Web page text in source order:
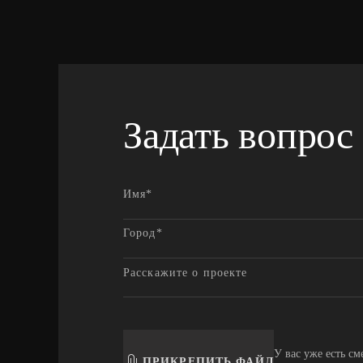
Задать вопрос
У вас уже есть